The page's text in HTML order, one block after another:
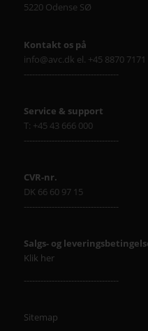
5220 Odense SØ
Kontakt os på
info@avc.dk el. +45 8870 7171
----------------------------------
Service & support
T: +45 43 666 000
----------------------------------
CVR-nr.
DK 66 60 97 15
----------------------------------
Salgs- og
Klik her
----------------------------------
Sitemap